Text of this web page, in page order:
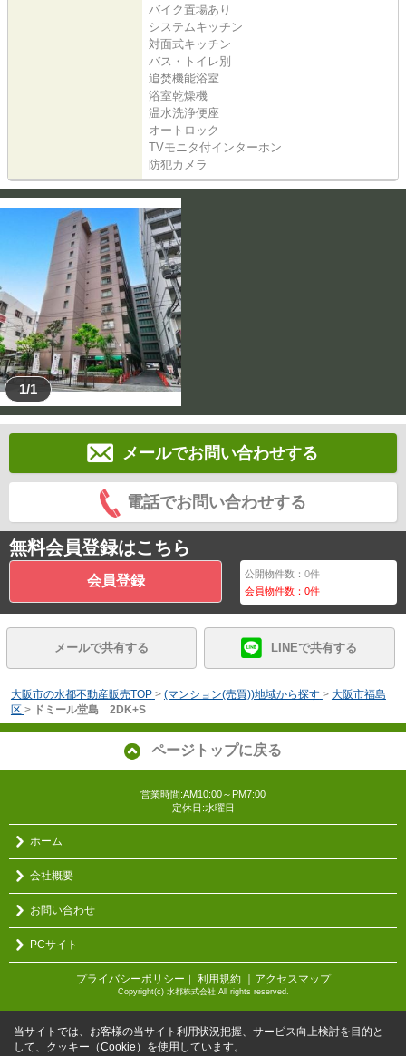
バイク置場あり
システムキッチン
対面式キッチン
バス・トイレ別
追焚機能浴室
浴室乾燥機
温水洗浄便座
オートロック
TVモニタ付インターホン
防犯カメラ
1/1
メールでお問い合わせする
電話でお問い合わせする
無料会員登録はこちら
会員登録 公開物件数：0件
会員物件数：0件
メールで共有する LINEで共有する
大阪市の水都不動産販売TOP > (マンション(売買))地域から探す > 大阪市福島
区 > ドミール堂島 2DK+S
ページトップに戻る
営業時間:AM10:00～PM7:00
定休日:水曜日
ホーム
会社概要
お問い合わせ
PCサイト
プライバシーポリシー ｜ 利用規約 ｜アクセスマップ
Copyright(c) 水都株式会社 All rights reserved.
当サイトでは、お客様の当サイト利用状況把握、サービス向上検討を目的と
して、クッキー（Cookie）を使用しています。